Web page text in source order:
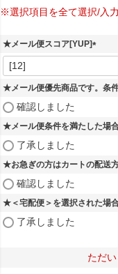
※選択項目を全て選択/入
★メール便スコア[YUP]
(
須
★メール便優先商品です。条
確認しました
★メール便条件を満たした場
了承しました
★お急ぎの方はカートの配送
確認しました
★＜宅配便＞を選択された場
了承しました
ただ